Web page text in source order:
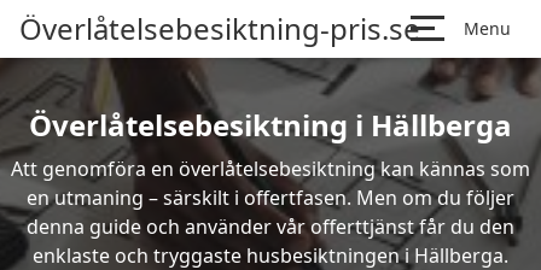
Överlåtelsebesiktning-pris.se Menu
Överlåtelsebesiktning i Hällberga
Att genomföra en överlåtelsebesiktning kan kännas som
en utmaning – särskilt i offertfasen. Men om du följer
denna guide och använder vår offerttjänst får du den
enklaste och tryggaste husbesiktningen i Hällberga.